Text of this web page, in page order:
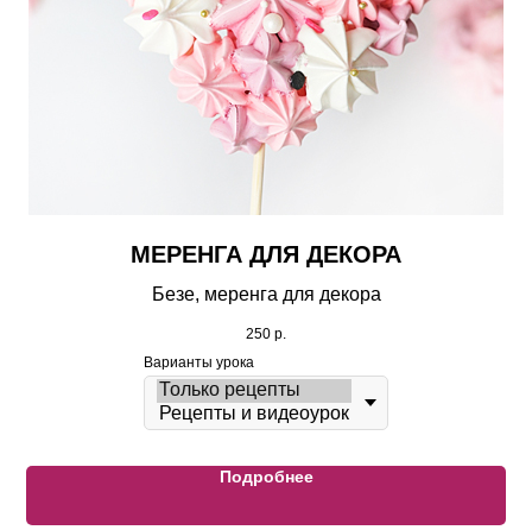
МЕРЕНГА ДЛЯ ДЕКОРА
Безе, меренга для декора
250 р.
Варианты урока
Подробнее